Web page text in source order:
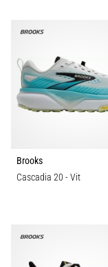
Brooks
Cascadia 20 - Vit